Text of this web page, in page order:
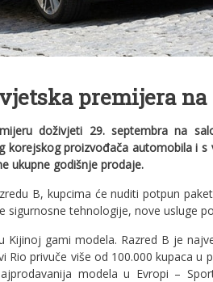
premijera na
doživjeti 29. septembra na
korejskog proizvođača automobila i s
ukupne godišnje prodaje.
B, kupcima će nuditi potpun
sigurnosne tehnologije, nove usluge
Kijinoj gami modela. Razred B je
Rio privuče više od 100.000 kupaca
modela u Evropi –